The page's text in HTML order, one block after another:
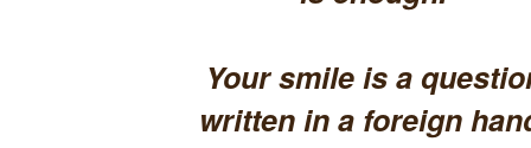
Your smile is a
written in a foreign